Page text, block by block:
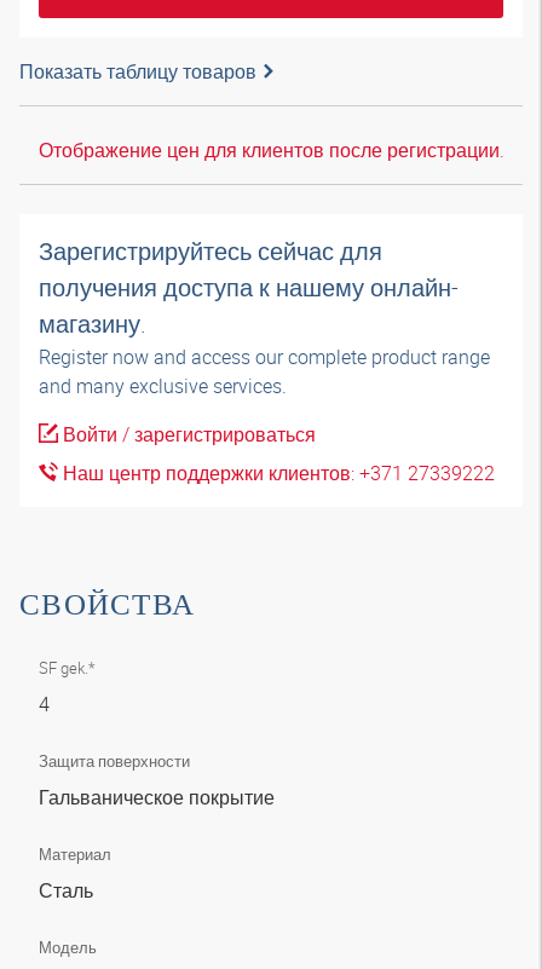
Показать таблицу товаров
Отображение цен для клиентов после регистрации.
Зарегистрируйтесь сейчас для
получения доступа к нашему онлайн-
магазину.
Register now and access our complete product range
and many exclusive services.
Войти / зарегистрироваться
Наш центр поддержки клиентов: +371 27339222
СВОЙСТВА
SF gek.*
4
Защита поверхности
Гальваническое покрытие
Материал
Сталь
Модель